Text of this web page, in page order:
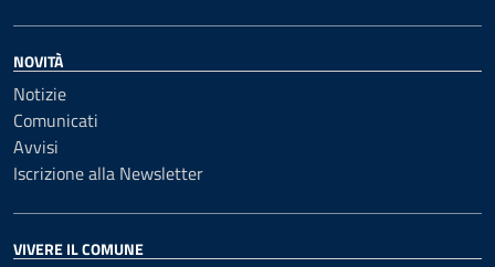
NOVITÀ
Notizie
Comunicati
Avvisi
Iscrizione alla Newsletter
VIVERE IL COMUNE